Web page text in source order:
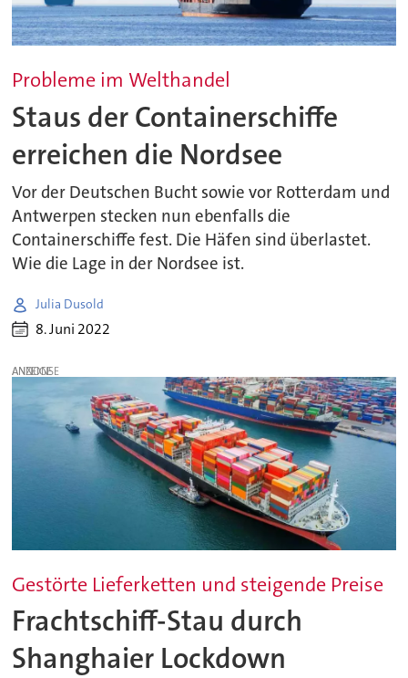
Probleme im Welthandel
Staus der Containerschiffe
erreichen die Nordsee
Vor der Deutschen Bucht sowie vor Rotterdam und
Antwerpen stecken nun ebenfalls die
Containerschiffe fest. Die Häfen sind überlastet.
Wie die Lage in der Nordsee ist.
Julia Dusold
8. Juni 2022
ANZEIGE
Gestörte Lieferketten und steigende Preise
Frachtschiff-Stau durch
Shanghaier Lockdown